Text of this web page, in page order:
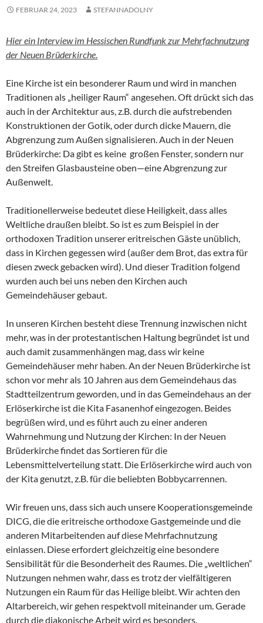
FEBRUAR 24, 2023 STEFANNADOLNY
Hier ein Interview im Hessischen Rundfunk zur Mehrfachnutzung
der Neuen Brüderkirche.
Eine Kirche ist ein besonderer Raum und wird in manchen
Traditionen als „heiliger Raum“ angesehen. Oft drückt sich das
auch in der Architektur aus, z.B. durch die aufstrebenden
Konstruktionen der Gotik, oder durch dicke Mauern, die
Abgrenzung zum Außen signalisieren. Auch in der Neuen
Brüderkirche: Da gibt es keine großen Fenster, sondern nur
den Streifen Glasbausteine oben—eine Abgrenzung zur
Außenwelt.
Traditionellerweise bedeutet diese Heiligkeit, dass alles
Weltliche draußen bleibt. So ist es zum Beispiel in der
orthodoxen Tradition unserer eritreischen Gäste unüblich,
dass in Kirchen gegessen wird (außer dem Brot, das extra für
diesen zweck gebacken wird). Und dieser Tradition folgend
wurden auch bei uns neben den Kirchen auch
Gemeindehäuser gebaut.
In unseren Kirchen besteht diese Trennung inzwischen nicht
mehr, was in der protestantischen Haltung begründet ist und
auch damit zusammenhängen mag, dass wir keine
Gemeindehäuser mehr haben. An der Neuen Brüderkirche ist
schon vor mehr als 10 Jahren aus dem Gemeindehaus das
Stadtteilzentrum geworden, und in das Gemeindehaus an der
Erlöserkirche ist die Kita Fasanenhof eingezogen. Beides
begrüßen wird, und es führt auch zu einer anderen
Wahrnehmung und Nutzung der Kirchen: In der Neuen
Brüderkirche findet das Sortieren für die
Lebensmittelverteilung statt. Die Erlöserkirche wird auch von
der Kita genutzt, z.B. für die beliebten Bobbycarrennen.
Wir freuen uns, dass sich auch unsere Kooperationsgemeinde
DICG, die die eritreische orthodoxe Gastgemeinde und die
anderen Mitarbeitenden auf diese Mehrfachnutzung
einlassen. Diese erfordert gleichzeitig eine besondere
Sensibilität für die Besonderheit des Raumes. Die „weltlichen“
Nutzungen nehmen wahr, dass es trotz der vielfältigeren
Nutzungen ein Raum für das Heilige bleibt. Wir achten den
Altarbereich, wir gehen respektvoll miteinander um. Gerade
durch die diakonische Arbeit wird es besonders.